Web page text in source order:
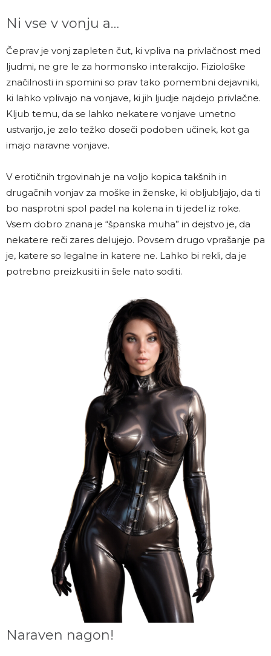
Ni vse v vonju a…
Čeprav je vonj zapleten čut, ki vpliva na privlačnost med
ljudmi, ne gre le za hormonsko interakcijo. Fiziološke
značilnosti in spomini so prav tako pomembni dejavniki,
ki lahko vplivajo na vonjave, ki jih ljudje najdejo privlačne.
Kljub temu, da se lahko nekatere vonjave umetno
ustvarijo, je zelo težko doseči podoben učinek, kot ga
imajo naravne vonjave.
V erotičnih trgovinah je na voljo kopica takšnih in
drugačnih vonjav za moške in ženske, ki obljubljajo, da ti
bo nasprotni spol padel na kolena in ti jedel iz roke.
Vsem dobro znana je “španska muha” in dejstvo je, da
nekatere reči zares delujejo. Povsem drugo vprašanje pa
je, katere so legalne in katere ne. Lahko bi rekli, da je
potrebno preizkusiti in šele nato soditi.
Naraven nagon!